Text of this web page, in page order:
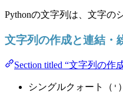
Pythonの文字列は、文字の
文字列の作成と連結・
Section titled “文字列の作
シングルクォート（ '